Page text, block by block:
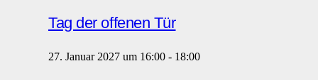
Tag der offenen Tür
27. Januar 2027 um 16:00 - 18:00